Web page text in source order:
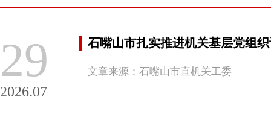
29
2026.07
石嘴山市扎实推进机关基层党组
文章来源：石嘴山市直机关工委